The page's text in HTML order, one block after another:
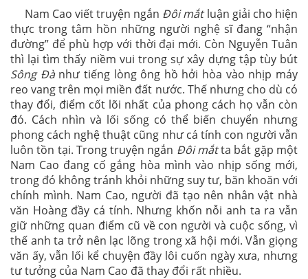
Nam Cao viết truyện ngắn Đôi mắtluận giải cho hiện
thực trong tâm hồn những người nghệ sĩ đang “nhận
đường” để phù hợp với thời đại mới. Còn Nguyễn Tuân
thì lại tìm thấy niềm vui trong sự xây dựng tập tùy bút
Sông Đànhư tiếng lòng ông hồ hởi hòa vào nhịp máy
reo vang trên mọi miền đất nước. Thế nhưng cho dù có
thay đổi, điểm cốt lõi nhất của phong cách họ vẫn còn
đó. Cách nhìn và lối sống có thể biến chuyển nhưng
phong cách nghệ thuật cũng như cá tính con người vẫn
luôn tồn tại. Trong truyện ngắn Đôi mắtta bắt gặp một
Nam Cao đang cố gắng hòa mình vào nhịp sống mới,
trong đó không tránh khỏi những suy tư, băn khoăn với
chính mình. Nam Cao, người đã tạo nên nhân vật nhà
văn Hoàng đầy cá tính. Nhưng khốn nỗi anh ta ra vẫn
giữ những quan điểm cũ về con người và cuộc sống, vì
thế anh ta trở nên lạc lõng trong xã hội mới. Vẫn giọng
văn ấy, vẫn lối kể chuyện đầy lôi cuốn ngày xưa, nhưng
tư tưởng của Nam Cao đã thay đổi rất nhiều.